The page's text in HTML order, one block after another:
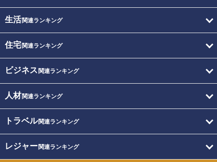
生活関連ランキング
住宅関連ランキング
ビジネス 関連ランキング
人材関連ランキング
トラベル関連ランキング
レジャー関連ランキング